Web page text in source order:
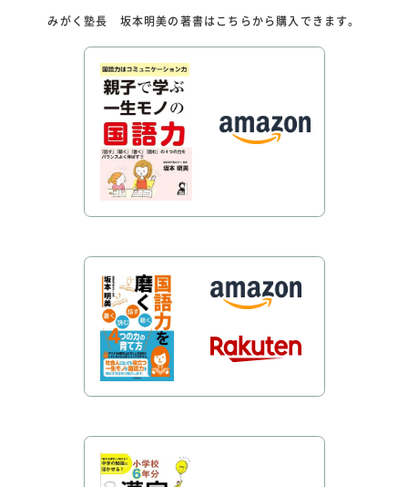
みがく塾長 坂本明美の著書はこちらから購入できます。